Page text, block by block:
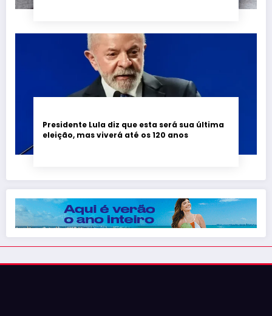
Presidente Lula diz que esta será sua última
eleição, mas viverá até os 120 anos